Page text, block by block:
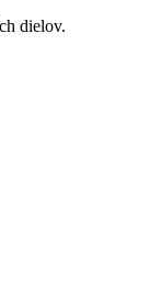
dielov.